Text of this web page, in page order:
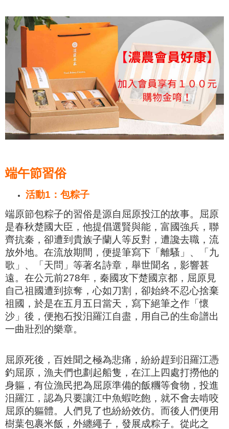
端午節習俗
活動1：包粽子
端原節包粽子的習俗是源自屈原投江的故事。屈原
是春秋楚國大臣，他提倡選賢與能，富國強兵，聯
齊抗秦，卻遭到貴族子蘭人等反對，遭讒去職，流
放外地。在流放期間，便提筆寫下「離騷」、「九
歌」、「天問」等著名詩章，舉世聞名，影響甚
遠。在公元前278年，秦國攻下楚國京都，屈原見
自己祖國遭到掠奪，心如刀割，卻始終不忍心捨棄
祖國，於是在五月五日當天，寫下絕筆之作「懷
沙」後，便抱石投汨羅江自盡，用自己的生命譜出
一曲壯烈的樂章。
屈原死後，百姓聞之極為悲痛，紛紛趕到汨羅江憑
釣屈原，漁夫們也劃起船隻，在江上四處打撈他的​​
身軀，有位漁民把為屈原準備的飯糰等食物，投進
汨羅江，認為只要讓江中魚蝦吃飽，就不會去啃咬
屈原的軀體。人們見了也紛紛效仿。而後人們便用
樹葉包裹米飯，外纏繩子，發展成粽子。從此之